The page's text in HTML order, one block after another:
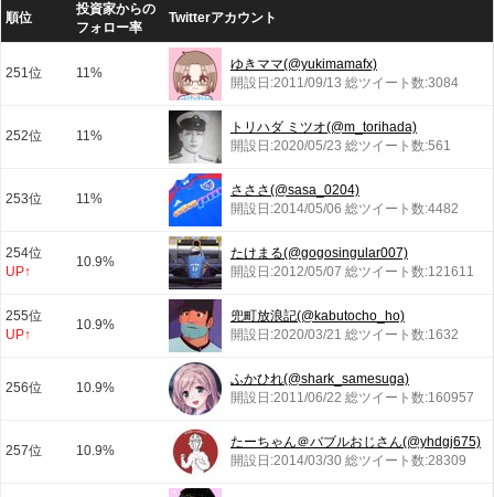
順位
投資家からの
フォロー率
Twitterアカウント
251位 11%
ゆきママ(@yukimamafx)
開設日:2011/09/13 総ツイート数:3084
252位 11%
トリハダ ミツオ(@m_torihada)
開設日:2020/05/23 総ツイート数:561
253位 11%
さささ(@sasa_0204)
開設日:2014/05/06 総ツイート数:4482
254位
UP↑
10.9%
たけまる(@gogosingular007)
開設日:2012/05/07 総ツイート数:121611
255位
UP↑
10.9%
兜町放浪記(@kabutocho_ho)
開設日:2020/03/21 総ツイート数:1632
256位 10.9%
ふかひれ(@shark_samesuga)
開設日:2011/06/22 総ツイート数:160957
257位 10.9%
たーちゃん＠バブルおじさん(@yhdgj675)
開設日:2014/03/30 総ツイート数:28309